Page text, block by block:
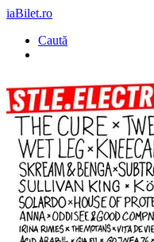
iaBilet.ro
Caută